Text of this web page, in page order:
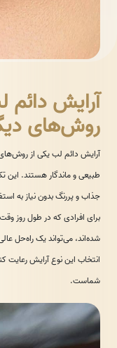
آرایش دائم
روش‌های
آرایش دائم لب یکی از
طبیعی و ماندگار هستند. این
جذاب و پررنگ بدون نیاز به
برای افرادی که در طول روز
شده‌اند، می‌تواند یک راه‌حل
انتخاب این نوع آرایش
شماست.